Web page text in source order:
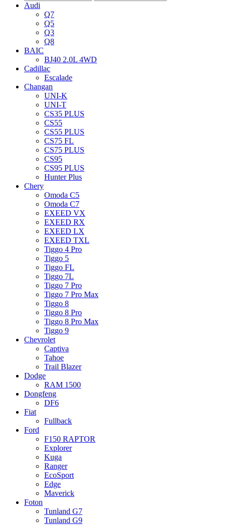
Audi
Q7
Q5
Q3
Q8
BAIC
BJ40 2.0L 4WD
Cadillac
Escalade
Changan
UNI-K
UNI-T
CS35 PLUS
CS55
CS55 PLUS
CS75 FL
CS75 PLUS
CS95
CS95 PLUS
Hunter Plus
Chery
Omoda C5
Omoda C7
EXEED VX
EXEED RX
EXEED LX
EXEED TXL
Tiggo 4 Pro
Tiggo 5
Tiggo FL
Tiggo 7L
Tiggo 7 Pro
Tiggo 7 Pro Max
Tiggo 8
Tiggo 8 Pro
Tiggo 8 Pro Max
Tiggo 9
Chevrolet
Captiva
Tahoe
Trail Blazer
Dodge
RAM 1500
Dongfeng
DF6
Fiat
Fullback
Ford
F150 RAPTOR
Explorer
Kuga
Ranger
EcoSport
Edge
Maverick
Foton
Tunland G7
Tunland G9